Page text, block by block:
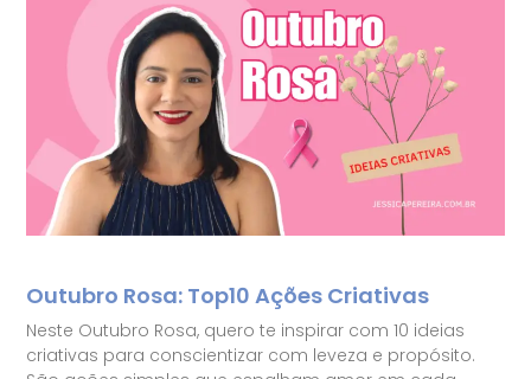
Outubro Rosa: Top10 Ações Criativas
Neste Outubro Rosa, quero te inspirar com 10 ideias
criativas para conscientizar com leveza e propósito.